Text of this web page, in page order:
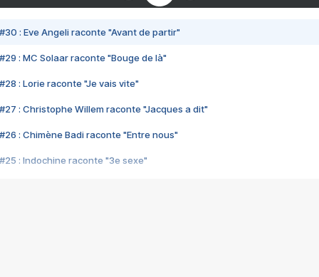
#30 : Eve Angeli raconte "Avant de partir"
#29 : MC Solaar raconte "Bouge de là"
#28 : Lorie raconte "Je vais vite"
#27 : Christophe Willem raconte "Jacques a dit"
#26 : Chimène Badi raconte "Entre nous"
#25 : Indochine raconte "3e sexe"